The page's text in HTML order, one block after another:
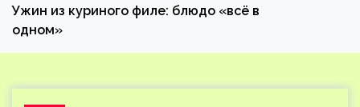
Ужин из куриного филе: блюдо «всё в
одном»